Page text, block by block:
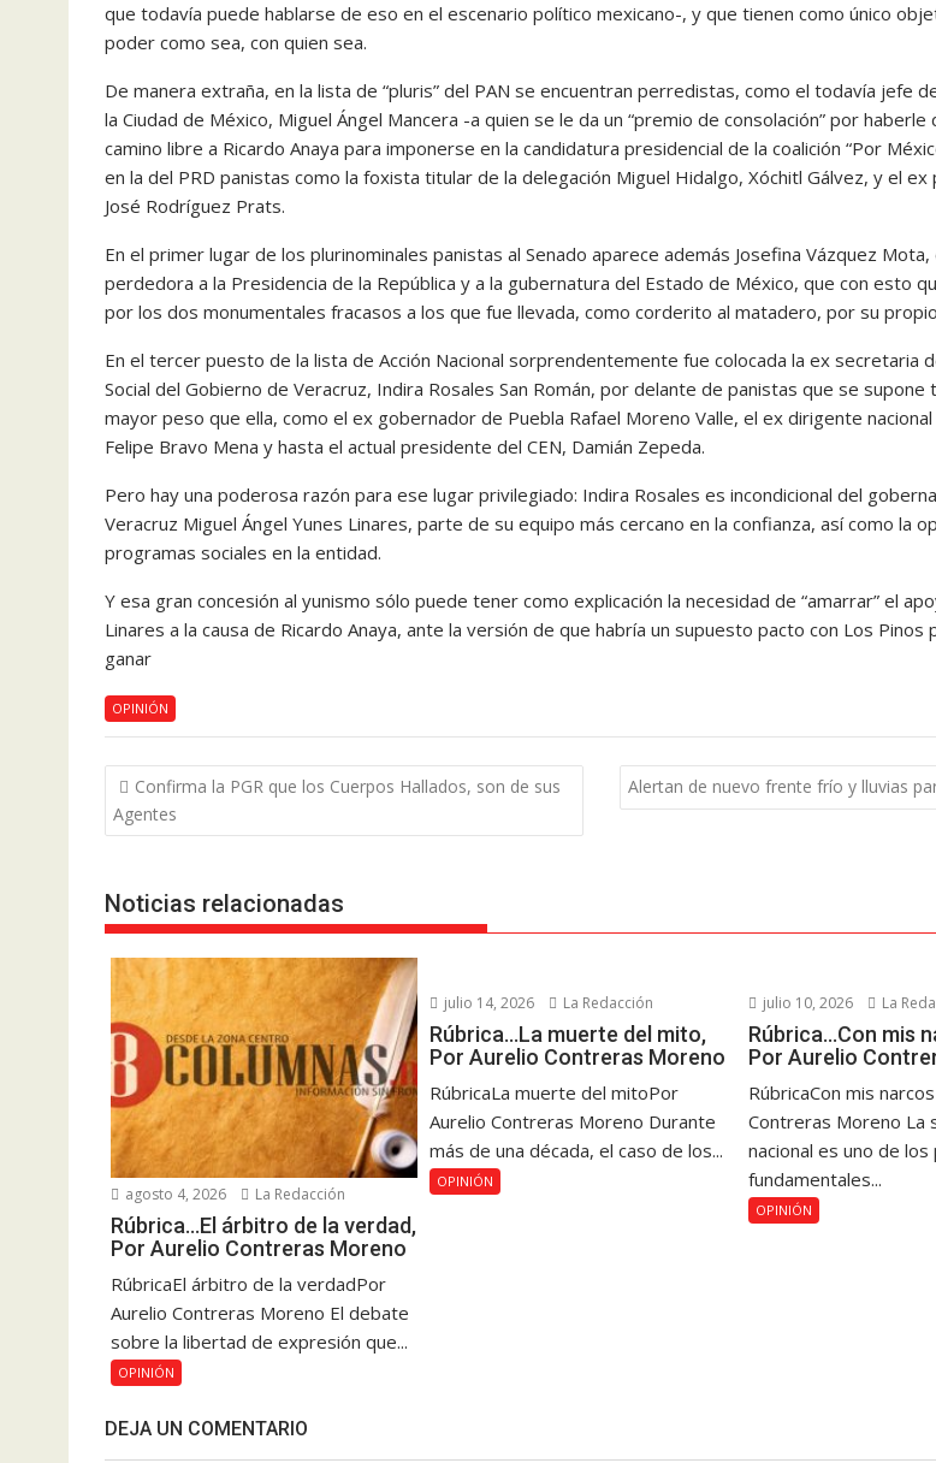
que todavía puede hablarse de eso en el escenario político mexicano-, y que tienen como único
poder como sea, con quien sea.
De manera extraña, en la lista de “pluris” del PAN se encuentran perredistas, como el todavía jefe
la Ciudad de México, Miguel Ángel Mancera -a quien se le da un “premio de consolación” por haberle
camino libre a Ricardo Anaya para imponerse en la candidatura presidencial de la coalición “Por
en la del PRD panistas como la foxista titular de la delegación Miguel Hidalgo, Xóchitl Gálvez, y el ex
José Rodríguez Prats.
En el primer lugar de los plurinominales panistas al Senado aparece además Josefina Vázquez Mota,
perdedora a la Presidencia de la República y a la gubernatura del Estado de México, que con esto
por los dos monumentales fracasos a los que fue llevada, como corderito al matadero, por su
En el tercer puesto de la lista de Acción Nacional sorprendentemente fue colocada la ex secretaria
Social del Gobierno de Veracruz, Indira Rosales San Román, por delante de panistas que se supone
mayor peso que ella, como el ex gobernador de Puebla Rafael Moreno Valle, el ex dirigente nacional
Felipe Bravo Mena y hasta el actual presidente del CEN, Damián Zepeda.
Pero hay una poderosa razón para ese lugar privilegiado: Indira Rosales es incondicional del
Veracruz Miguel Ángel Yunes Linares, parte de su equipo más cercano en la confianza, así como la
programas sociales en la entidad.
Y esa gran concesión al yunismo sólo puede tener como explicación la necesidad de “amarrar” el
Linares a la causa de Ricardo Anaya, ante la versión de que habría un supuesto pacto con Los Pinos
ganar
OPINIÓN
Navegación
de
entradas
Confirma la PGR que los Cuerpos Hallados, son de sus
Agentes
Alertan de nuevo frente frío y lluvias
Noticias relacionadas
agosto 4, 2026 La Redacción
Rúbrica…El árbitro de la verdad,
Por Aurelio Contreras Moreno
RúbricaEl árbitro de la verdadPor
Aurelio Contreras Moreno El debate
sobre la libertad de expresión que...
OPINIÓN
julio 14, 2026 La Redacción
Rúbrica…La muerte del mito,
Por Aurelio Contreras Moreno
RúbricaLa muerte del mitoPor
Aurelio Contreras Moreno Durante
más de una década, el caso de los...
OPINIÓN
julio 10, 2026 La
Rúbrica…Con mis
Por Aurelio
RúbricaCon mis
Contreras Moreno La
nacional es uno de los
fundamentales...
OPINIÓN
DEJA UN COMENTARIO